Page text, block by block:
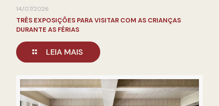
14/07/2026
TRÊS EXPOSIÇÕES PARA VISITAR COM AS CRIANÇAS
DURANTE AS FÉRIAS
LEIA MAIS